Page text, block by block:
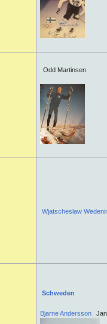
Odd Martinsen
Wjatscheslaw
Schweden
Bjarne Andersson